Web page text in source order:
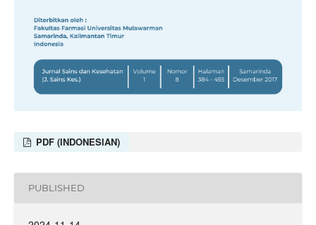
PDF (INDONESIAN)
PUBLISHED